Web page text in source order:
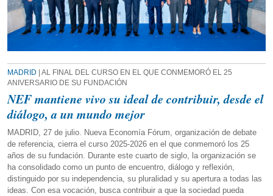
MADRID | AL FINAL DEL CURSO EN EL QUE CONMEMORÓ EL 25
ANIVERSARIO DE SU FUNDACIÓN
NEF mantiene vivo su ideal de contribuir, desde el
diálogo, a un mundo mejor
MADRID, 27 de julio. Nueva Economía Fórum, organización de debate
de referencia, cierra el curso 2025-2026 en el que conmemoró los 25
años de su fundación. Durante este cuarto de siglo, la organización se
ha consolidado como un punto de encuentro, diálogo y reflexión,
distinguido por su independencia, su pluralidad y su apertura a todas las
ideas. Con esa vocación, busca contribuir a que la sociedad pueda